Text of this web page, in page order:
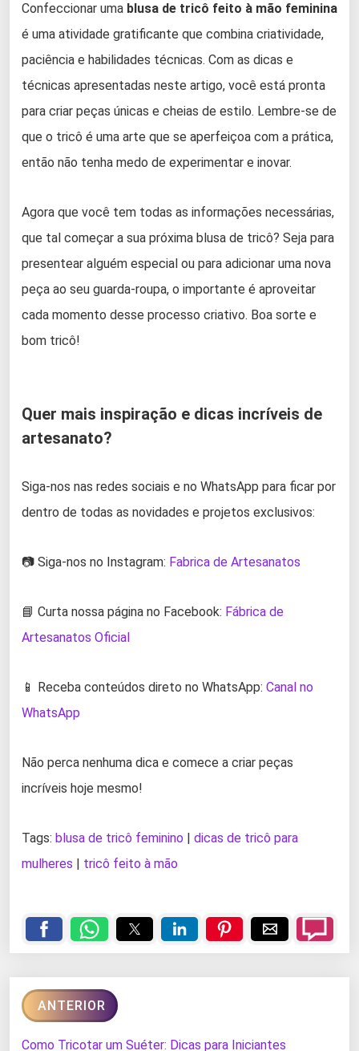
Confeccionar uma blusa de tricô feito à mão feminina
é uma atividade gratificante que combina criatividade,
paciência e habilidades técnicas. Com as dicas e
técnicas apresentadas neste artigo, você está pronta
para criar peças únicas e cheias de estilo. Lembre-se de
que o tricô é uma arte que se aperfeiçoa com a prática,
então não tenha medo de experimentar e inovar.
Agora que você tem todas as informações necessárias,
que tal começar a sua próxima blusa de tricô? Seja para
presentear alguém especial ou para adicionar uma nova
peça ao seu guarda-roupa, o importante é aproveitar
cada momento desse processo criativo. Boa sorte e
bom tricô!
Quer mais inspiração e dicas incríveis de
artesanato?
Siga-nos nas redes sociais e no WhatsApp para ficar por
dentro de todas as novidades e projetos exclusivos:
📷 Siga-nos no Instagram: Fabrica de Artesanatos
📘 Curta nossa página no Facebook: Fábrica de
Artesanatos Oficial
📱 Receba conteúdos direto no WhatsApp: Canal no
WhatsApp
Não perca nenhuma dica e comece a criar peças
incríveis hoje mesmo!
Tags: blusa de tricô feminino
dicas de tricô para
mulheres
tricô feito à mão
ANTERIOR
Como Tricotar um Suéter: Dicas para Iniciantes